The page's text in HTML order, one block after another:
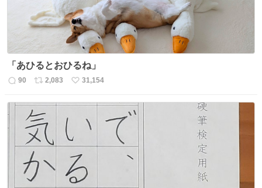
「あひるとおひるね」
返
90
リ
ト
数
2,083
い
31,154